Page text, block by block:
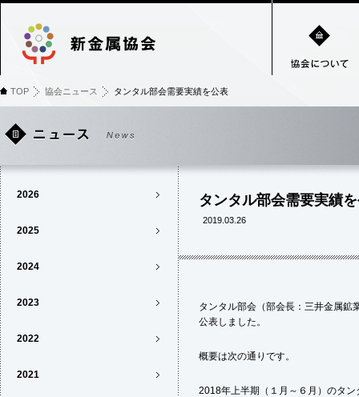
TOP 協会ニュース タンタル部会需要実績を公表
タンタル部会需要実績
2019.03.26
タンタル部会（部会長：三井金属
公表しました。
概要は次の通りです。
2018年上半期（１月～６月）のタ
2026
2025
2024
2023
2022
2021